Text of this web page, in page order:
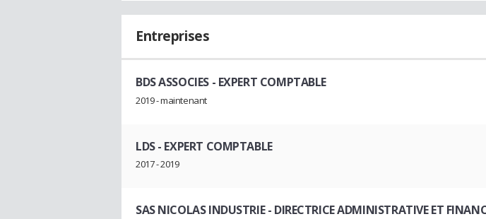
Entreprises
BDS ASSOCIES- EXPERT COMPTABLE
2019 - maintenant
LDS- EXPERT COMPTABLE
2017 - 2019
SAS NICOLAS INDUSTRIE- DIRECTRICE ADMINISTRATIVE ET